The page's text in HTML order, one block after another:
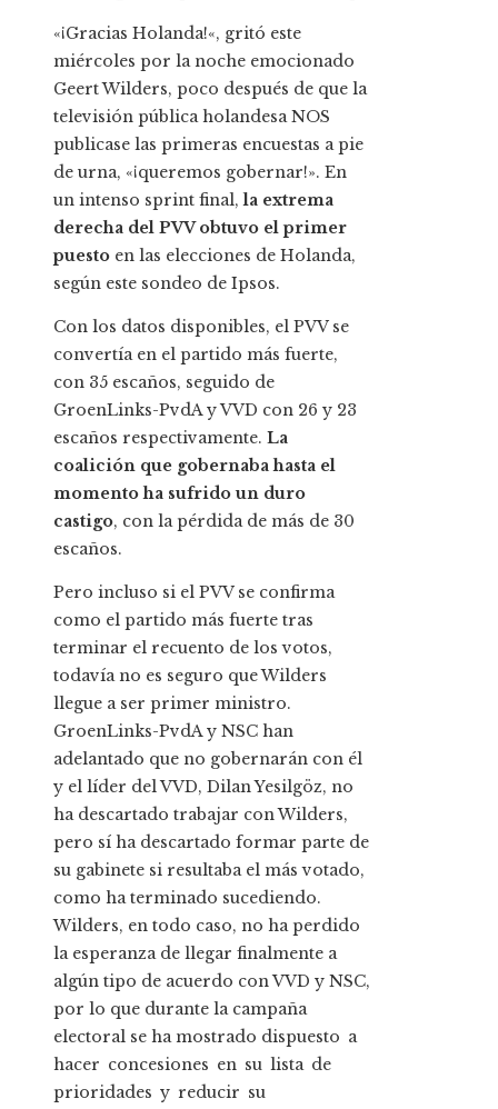
«¡Gracias Holanda!«, gritó este
miércoles por la noche emocionado
Geert Wilders, poco después de que la
televisión pública holandesa NOS
publicase las primeras encuestas a pie
de urna, «¡queremos gobernar!». En
un intenso sprint final, la extrema
derecha del PVV obtuvo el primer
puesto en las elecciones de Holanda,
según este sondeo de Ipsos.
Con los datos disponibles, el PVV se
convertía en el partido más fuerte,
con 35 escaños, seguido de
GroenLinks-PvdA y VVD con 26 y 23
escaños respectivamente. La
coalición que gobernaba hasta el
momento ha sufrido un duro
castigo, con la pérdida de más de 30
escaños.
Pero incluso si el PVV se confirma
como el partido más fuerte tras
terminar el recuento de los votos,
todavía no es seguro que Wilders
llegue a ser primer ministro.
GroenLinks-PvdA y NSC han
adelantado que no gobernarán con él
y el líder del VVD, Dilan Yesilgöz, no
ha descartado trabajar con Wilders,
pero sí ha descartado formar parte de
su gabinete si resultaba el más votado,
como ha terminado sucediendo.
Wilders, en todo caso, no ha perdido
la esperanza de llegar finalmente a
algún tipo de acuerdo con VVD y NSC,
por lo que durante la campaña
electoral se ha mostrado dispuesto a
hacer concesiones en su lista de
prioridades y reducir su